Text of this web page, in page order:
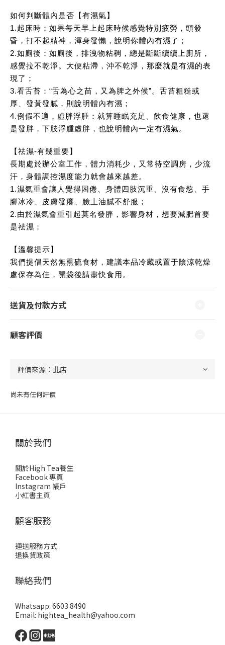
如何判斷體內是否【有濕氣】
1.起床時：如果每天早上起床時候感覺特別疲勞，頭發
昏，打不起精神，渾身發懶，說明你體內有濕了；
2.如廁後：如廁後，排洩物粘稠，總是斷斷續續上廁所，
感覺拉不乾淨。大便粘滯，沖不乾淨，那麼就是有濕的表
現了；
3.看舌苔：“舌為心之苗，又為脾之外候”。舌苔粗糙或
厚、發黃發膩，則說明體內有濕；
4.例假不適，虛胖浮腫：就算睡眠充足、飲食健康，也還
是發胖，下肢浮腫虛胖，也說明體內一定有濕氣。
【祛濕-有幾重要】
長期處於辦公室工作，體力消耗少，又常待空調房，少流
汗，身體調控濕度能力就會越來越差。
1.濕氣重會讓人覺得困倦、身體四肢沉重、沒有食慾、手
腳冰冷、皮膚發癢、臉上油膩不舒服；
2.由於濕氣會重引起莫名發胖，影響身材，想要減肥首要
是祛濕；
【溫馨提示】
我們提倡天然無熏硫食材，建議本品冷藏或置于陰涼乾燥
處保存為佳，開袋後請盡快食用。
送貨及付款方式
顧客評價
尚未有任何評價
關於我們
關於High Tea養生
Facebook 專頁
Instagram 帳戶
小紅書主頁
顧客服務
運送服務方式
退換貨政策
聯絡我們
Whatsapp: 6603 8490
Email: hightea_health@yahoo.com